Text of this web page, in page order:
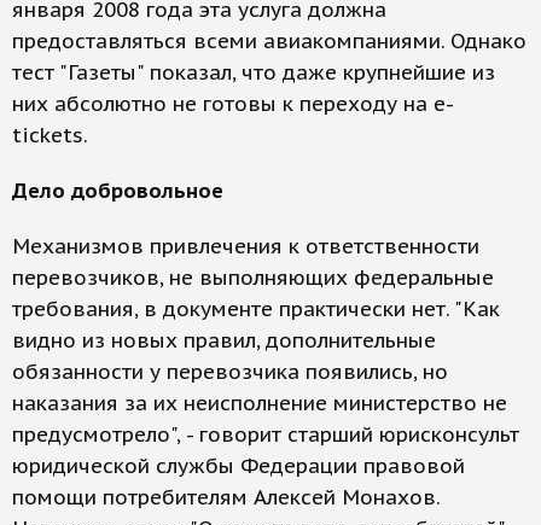
января 2008 года эта услуга должна
предоставляться всеми авиакомпаниями. Однако
тест "Газеты" показал, что даже крупнейшие из
них абсолютно не готовы к переходу на e-
tickets.
Дело добровольное
Механизмов привлечения к ответственности
перевозчиков, не выполняющих федеральные
требования, в документе практически нет. "Как
видно из новых правил, дополнительные
обязанности у перевозчика появились, но
наказания за их неисполнение министерство не
предусмотрело", - говорит старший юрисконсульт
юридической службы Федерации правовой
помощи потребителям Алексей Монахов.